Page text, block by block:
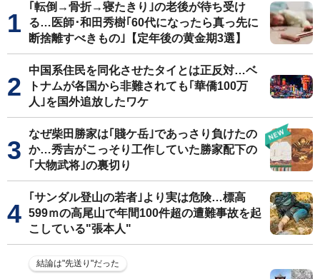
｢転倒→骨折→寝たきり｣の老後が待ち受け
る…医師･和田秀樹｢60代になったら真っ先に
断捨離すべきもの｣【定年後の黄金期3選】
中国系住民を同化させたタイとは正反対…ベ
トナムが各国から非難されても｢華僑100万
人｣を国外追放したワケ
なぜ柴田勝家は｢賤ケ岳｣であっさり負けたの
か…秀吉がこっそり工作していた勝家配下の
｢大物武将｣の裏切り
｢サンダル登山の若者｣より実は危険…標高
599ｍの高尾山で年間100件超の遭難事故を起
こしている"張本人"
結論は"先送り"だった